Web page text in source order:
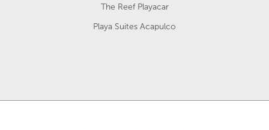
The Reef Playacar
Playa Suites Acapulco